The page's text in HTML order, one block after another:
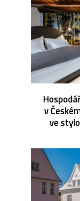
v
ve